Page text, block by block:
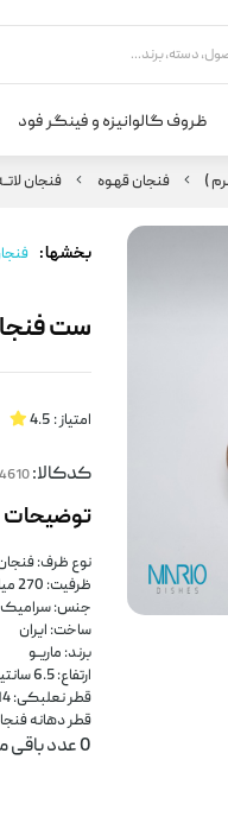
ظروف گالوانیزه و فینگر فود
) فنجان قهـوه فنجان
بخشها :
ست فنجان و
امتیاز : 4.5
کدکالا:
توضیحات
نوع ظرف:
ظرفیت: 270 میلی لیتر
جنس: سرامیک
ساخت: ایران
برند: ماریــو
ارتفاع: 6.5 سانتیمتر
قطر نعلبکی: 14 سانتیمتر
قطر دهانه فنجان: 10
0عدد باقی